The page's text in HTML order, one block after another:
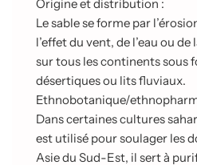
Origine et distribution :
Le sable se forme par
l’effet du vent, de l’eau ou
sur tous les continents sous
désertiques ou lits fluviaux.
Ethnobotanique/
Dans certaines cultures
est utilisé pour soulager les
Asie du Sud-Est, il sert à